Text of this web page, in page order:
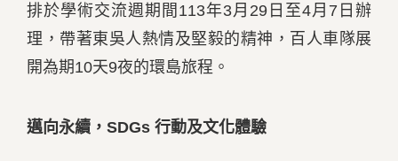
排於學術交流週期間113年3月29日至4月7日辦
理，帶著東吳人熱情及堅毅的精神，百人車隊展
開為期10天9夜的環島旅程。
邁向永續， SDGs 行動及文化體驗